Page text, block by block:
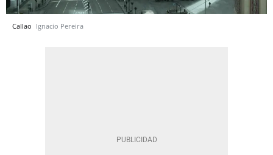
Callao Ignacio Pereira